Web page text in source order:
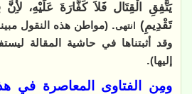
يَتَّفِقِ الْقِتَال فَلاَ كَفَّارَةَ عَلَيْهِ،
تَقْدِيمِ)
انتهى. (مواطن هذه النقول
وقد أثبتناها في حاشية المقالة
إليها).
ومِن الفتاوى المعاصرة في